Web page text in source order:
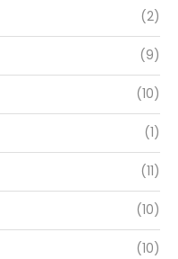
(2)
(9)
(10)
(1)
(11)
(10)
(10)